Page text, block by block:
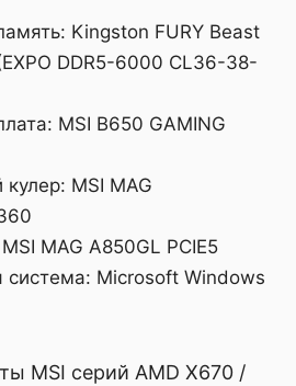
Kingston FURY Beast
DDR5-6000 CL36-38-
MSI B650 GAMING
MSI MAG
MAG A850GL PCIE5
система: Microsoft Windows
MSI серий AMD X670 /